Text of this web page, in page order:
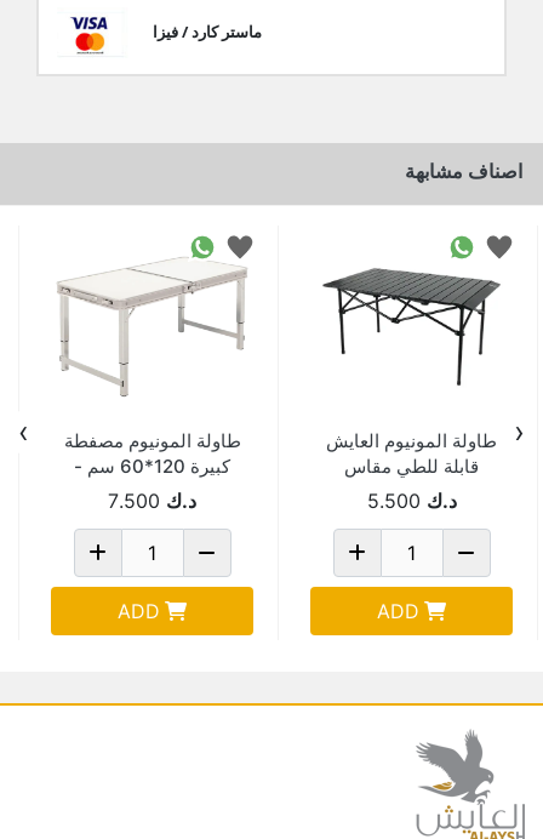
ماستر كارد / فيزا
اصناف مشابهة
طاولة المونيوم العايش
قابلة للطي مقاس
د.ك 5.500
ADD
طاولة المونيوم مصفطة
كبيرة 120*60 سم -
TABLE-2-TB-01
د.ك 7.500
ADD
‹
›